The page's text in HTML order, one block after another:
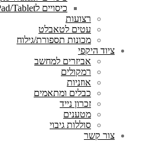
כיסויים לiPad/Tablet
רצועות
עטים לטאבלט
מכונות תספורת/גילוח
ציוד היקפי
אביזרים למחשב
רמקולים
אוזניות
כבלים ומתאמים
זכרון נייד
מטענים
סוללות גיבוי
צור קשר